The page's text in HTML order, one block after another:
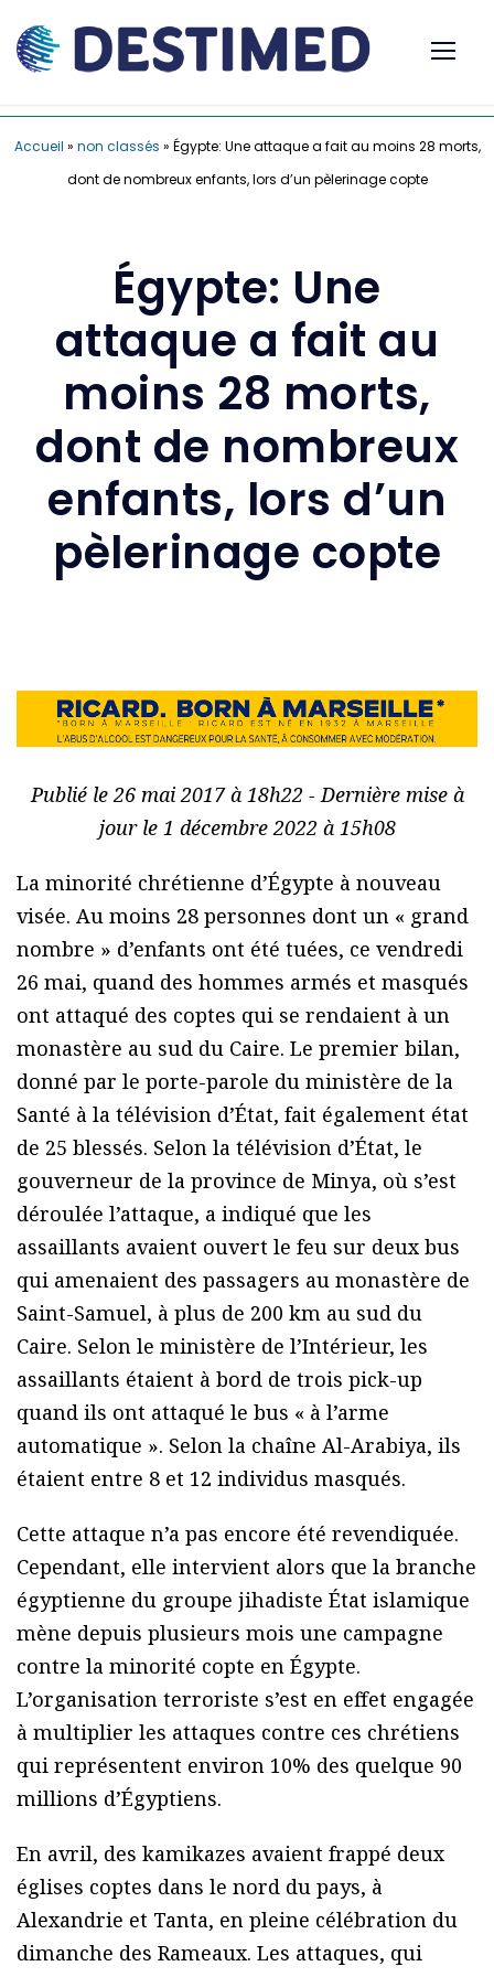
Accueil » non classés » Égypte: Une attaque a fait au moins 28 morts,
dont de nombreux enfants, lors d’un pèlerinage copte
Égypte: Une
attaque a fait au
moins 28 morts,
dont de nombreux
enfants, lors d’un
pèlerinage copte
Publié le 26 mai 2017 à 18h22 - Dernière mise à
jour le 1 décembre 2022 à 15h08
La minorité chrétienne d’Égypte à nouveau
visée. Au moins 28 personnes dont un « grand
nombre » d’enfants ont été tuées, ce vendredi
26 mai, quand des hommes armés et masqués
ont attaqué des coptes qui se rendaient à un
monastère au sud du Caire. Le premier bilan,
donné par le porte-parole du ministère de la
Santé à la télévision d’État, fait également état
de 25 blessés. Selon la télévision d’État, le
gouverneur de la province de Minya, où s’est
déroulée l’attaque, a indiqué que les
assaillants avaient ouvert le feu sur deux bus
qui amenaient des passagers au monastère de
Saint-Samuel, à plus de 200 km au sud du
Caire. Selon le ministère de l’Intérieur, les
assaillants étaient à bord de trois pick-up
quand ils ont attaqué le bus « à l’arme
automatique ». Selon la chaîne Al-Arabiya, ils
étaient entre 8 et 12 individus masqués.
Cette attaque n’a pas encore été revendiquée.
Cependant, elle intervient alors que la branche
égyptienne du groupe jihadiste État islamique
mène depuis plusieurs mois une campagne
contre la minorité copte en Égypte.
L’organisation terroriste s’est en effet engagée
à multiplier les attaques contre ces chrétiens
qui représentent environ 10% des quelque 90
millions d’Égyptiens.
En avril, des kamikazes avaient frappé deux
églises coptes dans le nord du pays, à
Alexandrie et Tanta, en pleine célébration du
dimanche des Rameaux. Les attaques, qui